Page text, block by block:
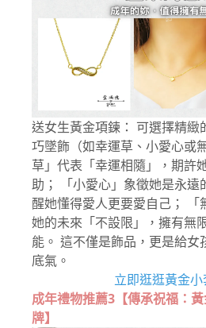
送女生黃金項鍊： 可選擇精緻
巧墜飾（如幸運草、小愛心或
草」代表「幸運相隨」，期許
助； 「小愛心」象徵她是永遠
醒她懂得愛人更要愛自己； 「
她的未來「不設限」，擁有無
能。 這不僅是飾品，更是給女
底氣。
立即逛逛黃金
成年禮物推薦3【傳承祝福：
牌】